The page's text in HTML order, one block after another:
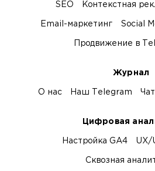
SEO Контекстная
Email-маркетинг Social
Продвижение в
Журнал
О нас Наш Telegram
Цифровая
Настройка GA4 UX/
Сквозная